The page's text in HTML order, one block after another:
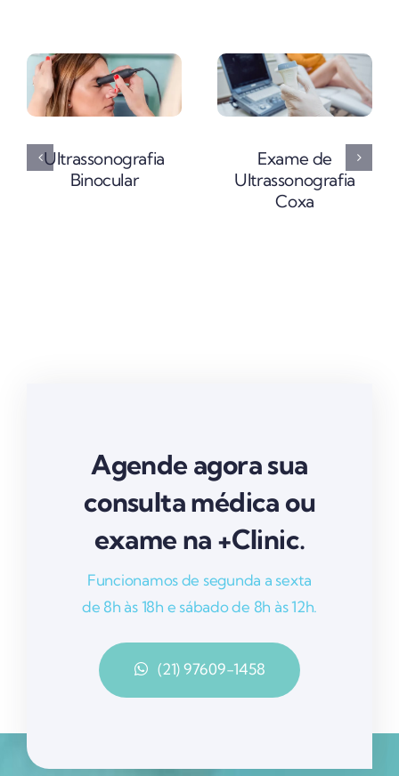
Ultrassonografia
Binocular
Exame de
Ultrassonografia
Coxa
Agende agora sua
consulta médica ou
exame na +Clinic.
Funcionamos de segunda a sexta
de 8h às 18h e sábado de 8h às 12h.
(21) 97609-1458